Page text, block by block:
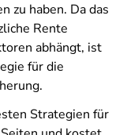
zu haben. Da das
Rente
abhängt, ist
für die
Strategien für